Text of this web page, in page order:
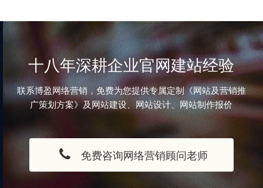
十八年深耕企业官网建站经验
联系博盈网络营销，免费为您提供专属定制《网站及营销推
广策划方案》及网站建设、网站设计、网站制作报价
免费咨询网络营销顾问老师